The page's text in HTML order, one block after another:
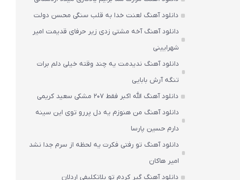
دانلود آهنگ لعنت خدا به قلب سنگی محسن دولت
دانلود آهنگ آخه مشتی زدی زیر حرفای قدیمت امیر
شهرایینی
دانلود آهنگ ندیدمت یه چند وقته خیلی دلم برات
تنگه آرش بابایی
دانلود آهنگ الله اکبر فقط 207 مشکی سعید کریمی
دانلود آهنگ من هنوزم یه دل پررو توی این سینه
دارم حسین پارسا
دانلود آهنگ تو رفتی فکرت یه لحظه از سرم جدا نشد
امیر هاکان
دانلود آهنگ گیر کردم تو بلاتکلیفی اردلان